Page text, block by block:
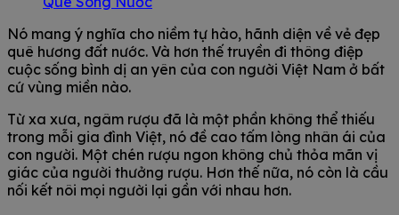
Nó mang ý nghĩa cho niềm tự hào, hãnh diện về vẻ đẹp
quê hương đất nước. Và hơn thế truyền đi thông điệp
cuộc sống bình dị an yên của con người Việt Nam ở bất
cứ vùng miền nào.
Từ xa xưa, ngâm rượu đã là một phần không thể thiếu
trong mỗi gia đình Việt, nó đề cao tấm lòng nhân ái của
con người. Một chén rượu ngon không chủ thỏa mãn vị
giác của người thưởng rượu. Hơn thế nữa, nó còn là cầu
nối kết nôi mọi người lại gần với nhau hơn.